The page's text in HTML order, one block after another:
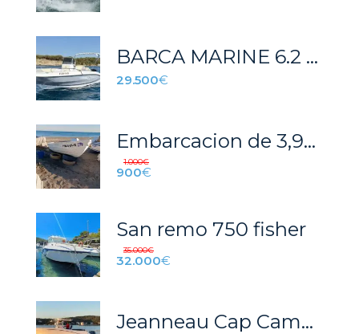
BARCA MARINE 6.2 2025
29.500€
Embarcacion de 3,95 metros de eslora, en perfecto estado y documentación en regla.
1.000€
900€
San remo 750 fisher
35.000€
32.000€
Jeanneau Cap Camarat 9.0 CC